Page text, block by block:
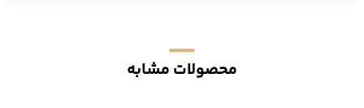
محصولات مشابه